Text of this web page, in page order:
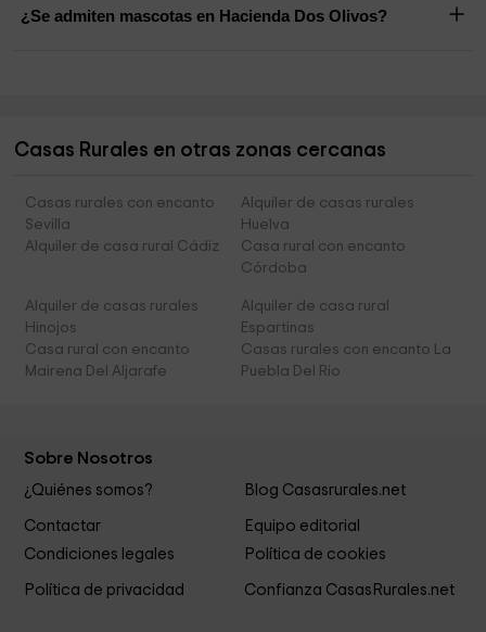
¿Se admiten mascotas en Hacienda Dos Olivos?
Casas Rurales en otras zonas cercanas
Casas rurales con encanto
Sevilla
Alquiler de casas rurales
Huelva
Alquiler de casa rural Cádiz
Casa rural con encanto
Córdoba
Alquiler de casas rurales
Hinojos
Alquiler de casa rural
Espartinas
Casa rural con encanto
Mairena Del Aljarafe
Casas rurales con encanto La
Puebla Del Rio
Sobre Nosotros
¿Quiénes somos? Blog Casasrurales.net
Contactar
Equipo editorial
Condiciones legales
Política de cookies
Política de privacidad Confianza CasasRurales.net